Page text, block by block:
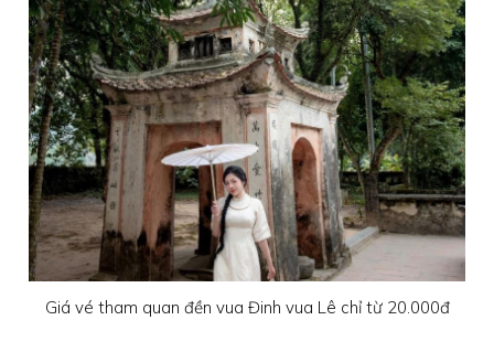
Giá vé tham quan đền vua Đinh vua Lê chỉ từ 20.000đ